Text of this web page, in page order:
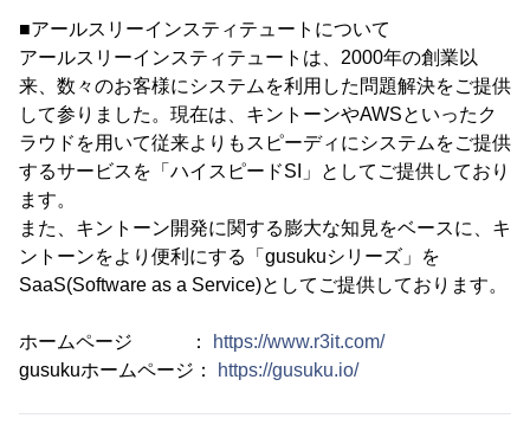
■アールスリーインスティテュートについて
アールスリーインスティテュートは、2000年の創業以
来、数々のお客様にシステムを利用した問題解決をご提供
して参りました。現在は、キントーンやAWSといったク
ラウドを用いて従来よりもスピーディにシステムをご提供
するサービスを「ハイスピードSI」としてご提供しており
ます。
また、キントーン開発に関する膨大な知見をベースに、キ
ントーンをより便利にする「gusukuシリーズ」を
SaaS(Software as a Service)としてご提供しております。
ホームページ ：
https://www.r3it.com/
gusukuホームページ：
https://gusuku.io/